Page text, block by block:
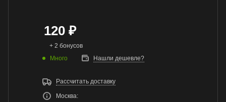
120 ₽
+ 2 бонусов
Много
Нашли дешевле?
Рассчитать доставку
Москва: